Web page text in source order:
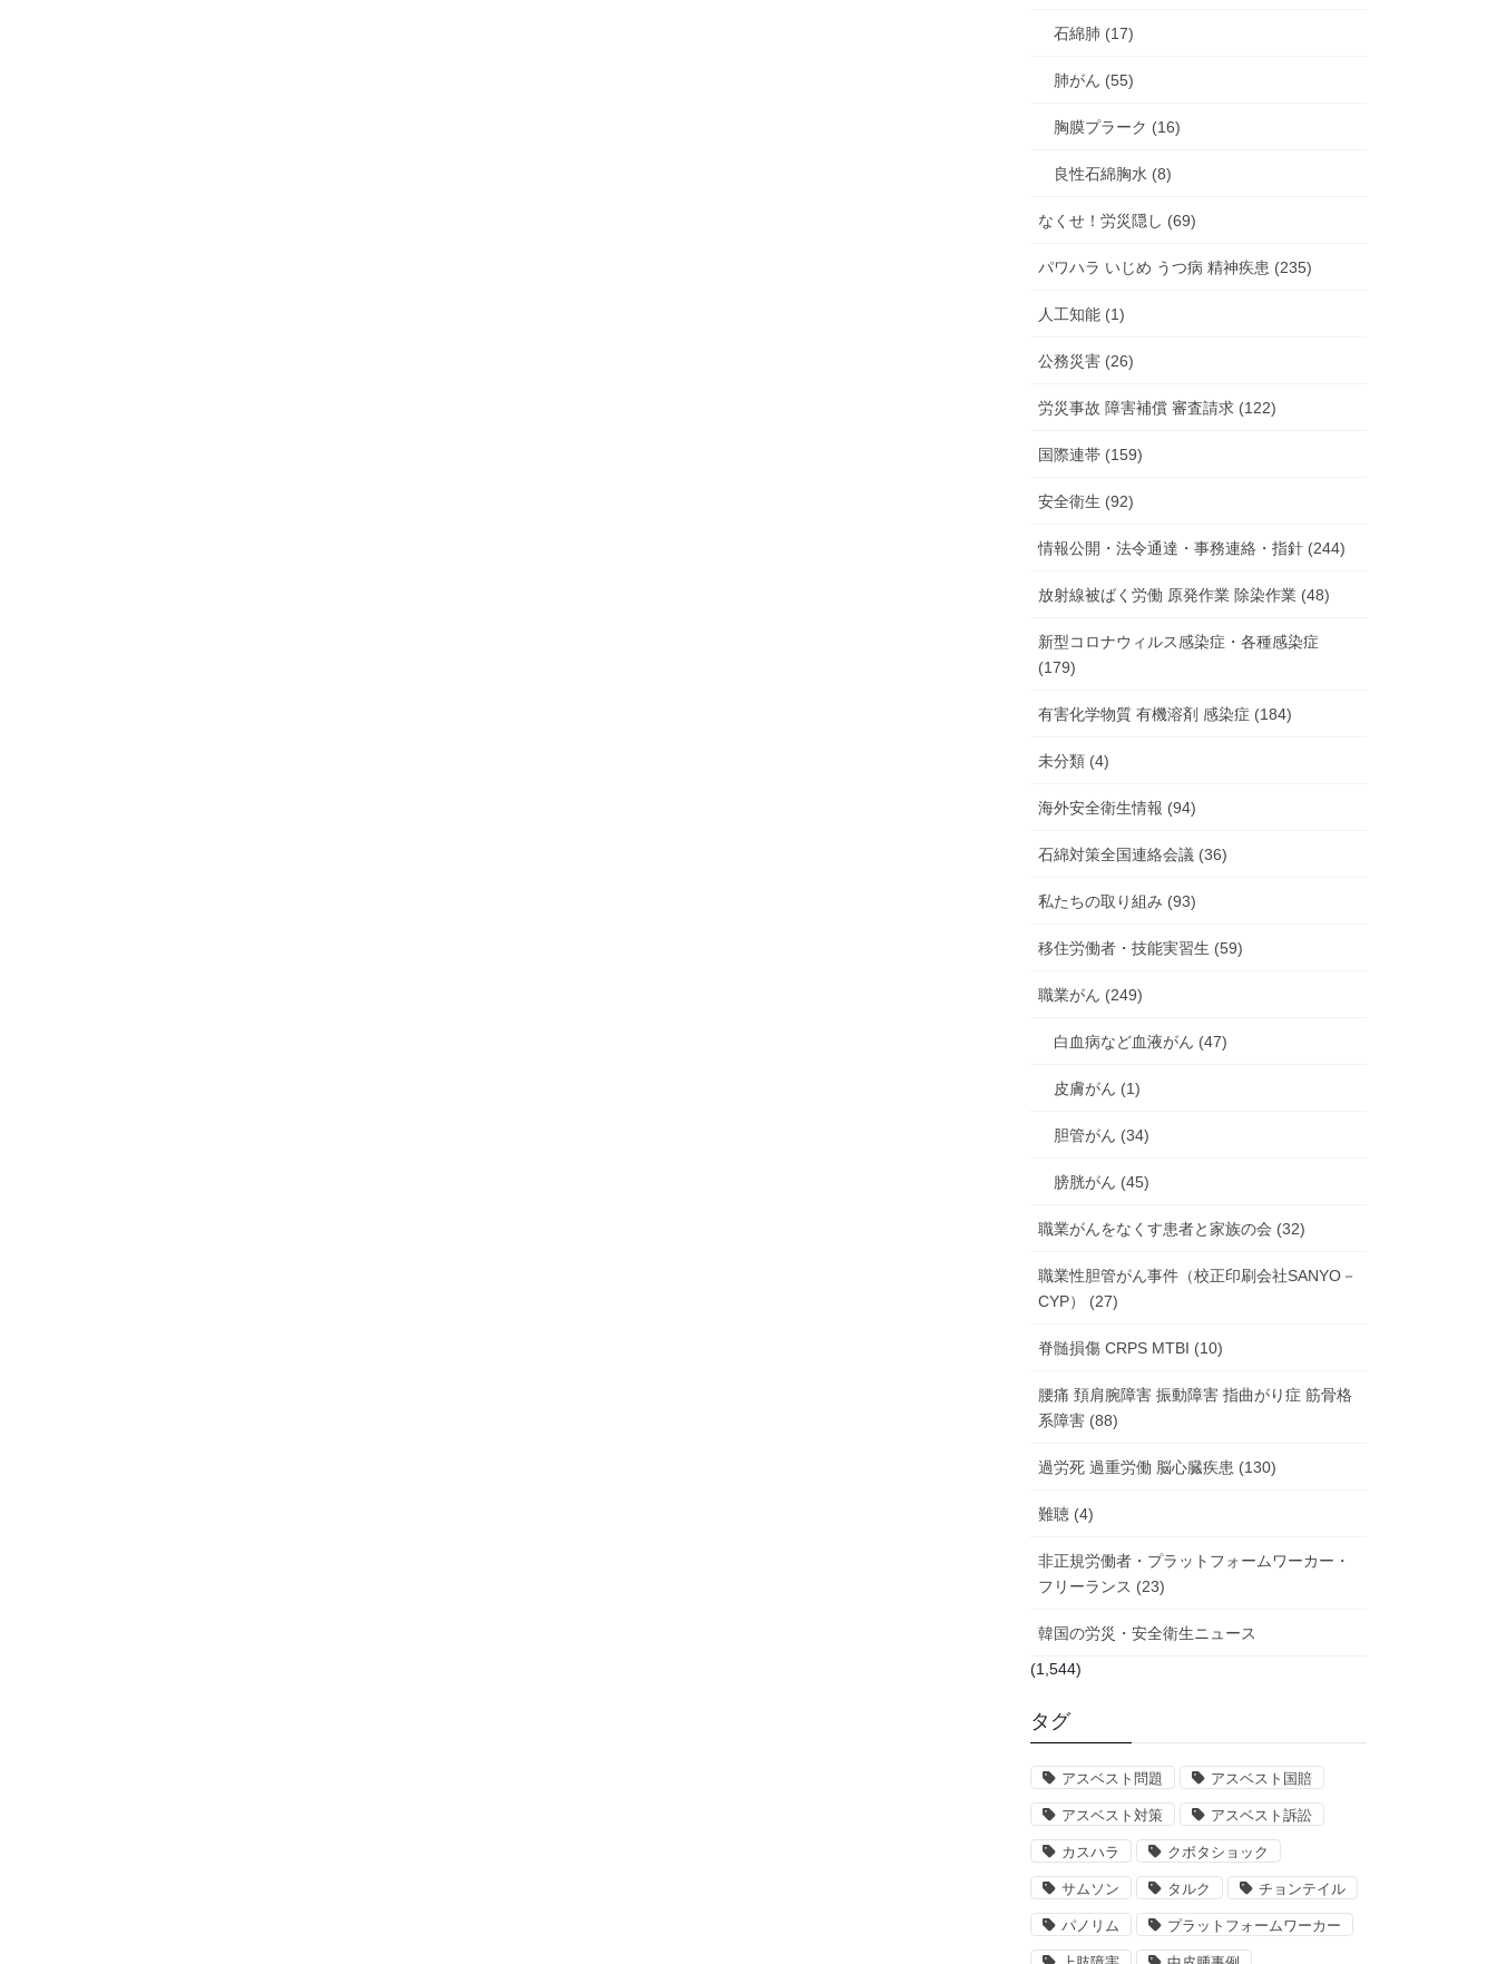
石綿肺 (17)
肺がん (55)
胸膜プラーク (16)
良性石綿胸水 (8)
なくせ！労災隠し (69)
パワハラ いじめ うつ病 精神疾患 (235)
人工知能 (1)
公務災害 (26)
労災事故 障害補償 審査請求 (122)
国際連帯 (159)
安全衛生 (92)
情報公開・法令通達・事務連絡・指針 (244)
放射線被ばく労働 原発作業 除染作業 (48)
新型コロナウィルス感染症・各種感染症
(179)
有害化学物質 有機溶剤 感染症 (184)
未分類 (4)
海外安全衛生情報 (94)
石綿対策全国連絡会議 (36)
私たちの取り組み (93)
移住労働者・技能実習生 (59)
職業がん (249)
白血病など血液がん (47)
皮膚がん (1)
胆管がん (34)
膀胱がん (45)
職業がんをなくす患者と家族の会 (32)
職業性胆管がん事件（校正印刷会社SANYO－
CYP） (27)
脊髄損傷 CRPS MTBI (10)
腰痛 頚肩腕障害 振動障害 指曲がり症 筋骨格
系障害 (88)
過労死 過重労働 脳心臓疾患 (130)
難聴 (4)
非正規労働者・プラットフォームワーカー・
フリーランス (23)
韓国の労災・安全衛生ニュース
(1,544)
タグ
アスベスト問題 アスベスト国賠
アスベスト対策 アスベスト訴訟
カスハラ クボタショック
サムソン タルク チョンテイル
パノリム プラットフォームワーカー